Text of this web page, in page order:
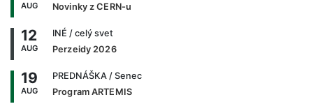
AUG
Novinky z CERN-u
12
AUG
INÉ / celý svet
Perzeidy 2026
19
AUG
PREDNÁŠKA / Senec
Program ARTEMIS